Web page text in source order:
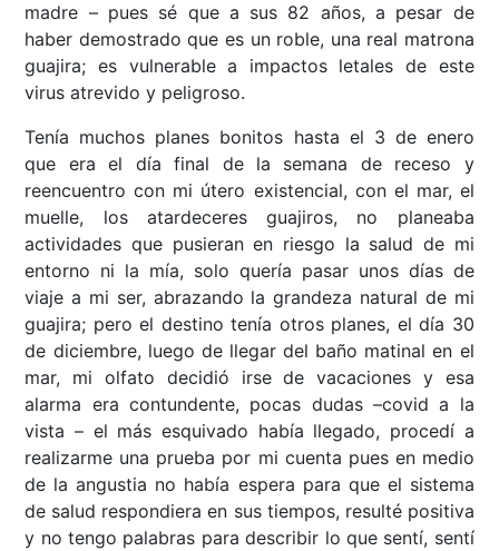
madre – pues sé que a sus 82 años, a pesar de
haber demostrado que es un roble, una real matrona
guajira; es vulnerable a impactos letales de este
virus atrevido y peligroso.
Tenía muchos planes bonitos hasta el 3 de enero
que era el día final de la semana de receso y
reencuentro con mi útero existencial, con el mar, el
muelle, los atardeceres guajiros, no planeaba
actividades que pusieran en riesgo la salud de mi
entorno ni la mía, solo quería pasar unos días de
viaje a mi ser, abrazando la grandeza natural de mi
guajira; pero el destino tenía otros planes, el día 30
de diciembre, luego de llegar del baño matinal en el
mar, mi olfato decidió irse de vacaciones y esa
alarma era contundente, pocas dudas –covid a la
vista – el más esquivado había llegado, procedí a
realizarme una prueba por mi cuenta pues en medio
de la angustia no había espera para que el sistema
de salud respondiera en sus tiempos, resulté positiva
y no tengo palabras para describir lo que sentí, sentí